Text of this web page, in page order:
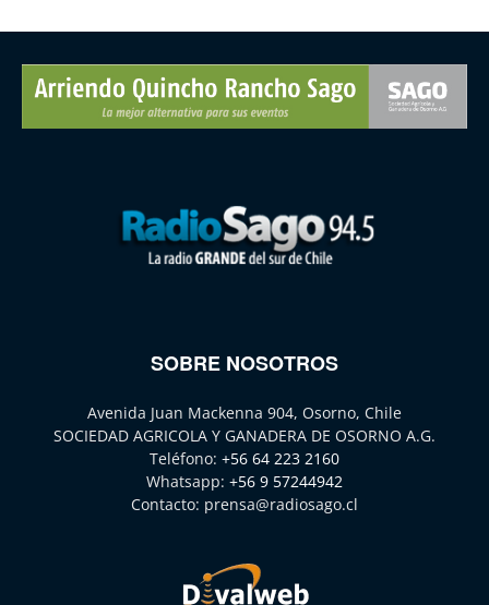
SOBRE NOSOTROS
Avenida Juan Mackenna 904, Osorno, Chile
SOCIEDAD AGRICOLA Y GANADERA DE OSORNO A.G.
Teléfono: +56 64 223 2160
Whatsapp: +56 9 57244942
Contacto: prensa@radiosago.cl